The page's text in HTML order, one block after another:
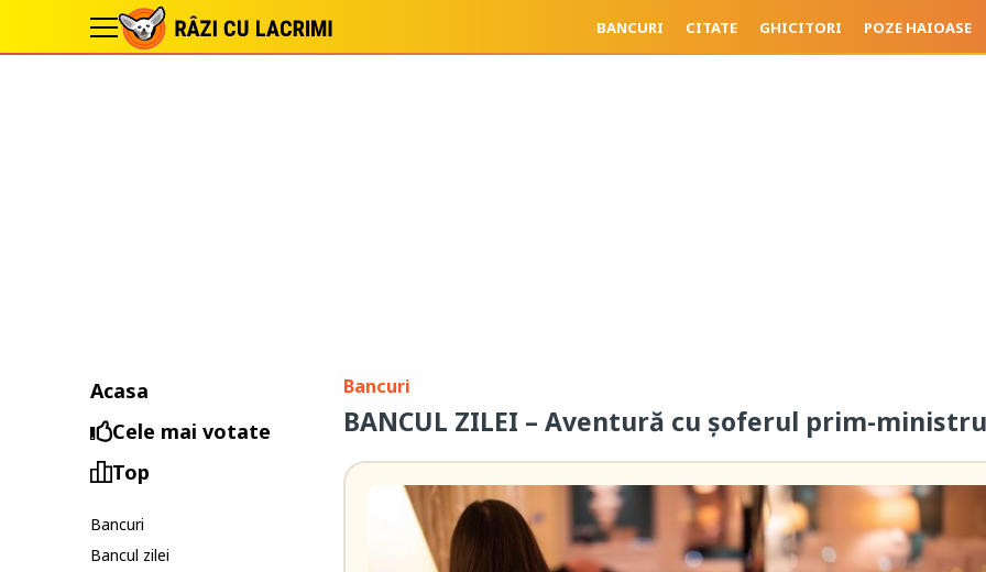
BANCURI CITATE GHICITORI POZE HAIOASE
Acasa
Cele mai votate
Top
Bancuri
Bancul zilei
Bancuri
BANCUL ZILEI – Aventură cu șoferul prim-